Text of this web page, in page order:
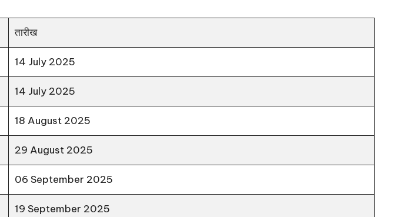
तारीख
14 July 2025
14 July 2025
18 August 2025
29 August 2025
06 September 2025
19 September 2025